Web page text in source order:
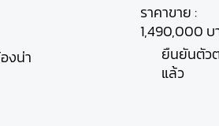
งน่า
ราคาขาย :
1,490,000 บ
ยืนยันตัว
แล้ว